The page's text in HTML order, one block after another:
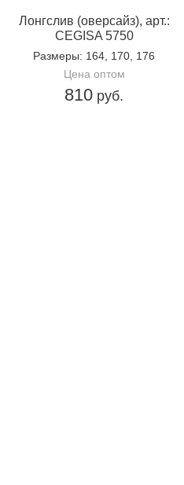
Лонгслив (оверсайз), арт.:
CEGISA 5750
Размеры: 164, 170, 176
Цена оптом
810 руб.